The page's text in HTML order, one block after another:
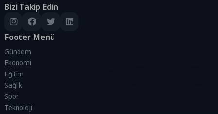
Bizi Takip Edin
Footer Menü
Gündem
Ekonomi
Eğitim
Sağlık
Spor
Teknoloji